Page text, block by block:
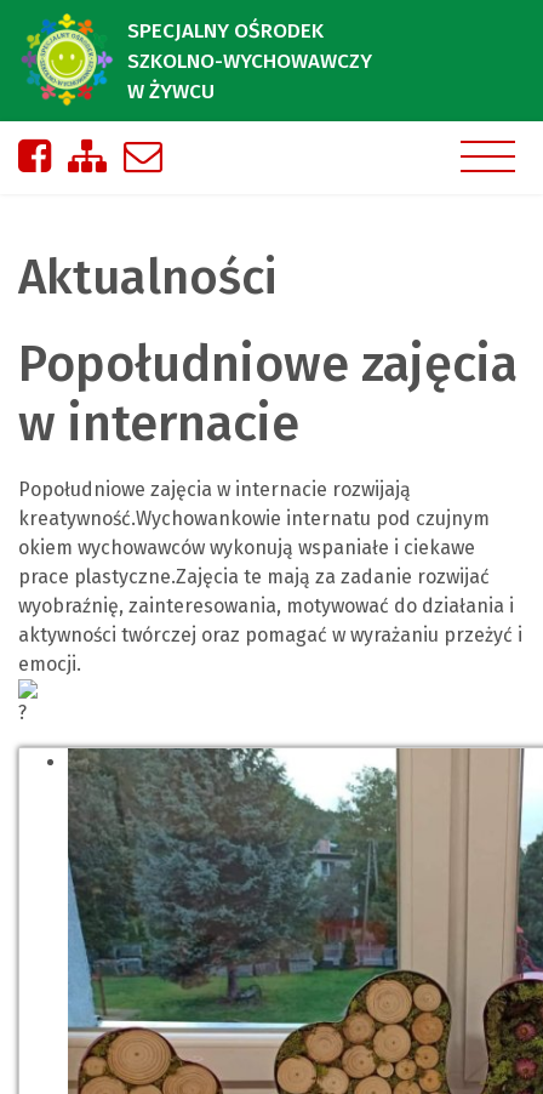
SPECJALNY OŚRODEK
SZKOLNO-WYCHOWAWCZY
W ŻYWCU
Nasza strona na Facebooku
Zobacz mapę strony
Aktualności
Popołudniowe zajęcia
w internacie
Popołudniowe zajęcia w internacie rozwijają
kreatywność.Wychowankowie internatu pod czujnym
okiem wychowawców wykonują wspaniałe i ciekawe
prace plastyczne.Zajęcia te mają za zadanie rozwijać
wyobraźnię, zainteresowania, motywować do działania i
aktywności twórczej oraz pomagać w wyrażaniu przeżyć i
emocji.